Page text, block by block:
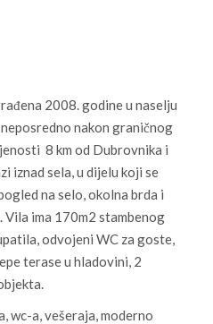
2008. godine u naselju
nakon graničnog
8 km od Dubrovnika i
iznad sela, u dijelu koji se
na selo, okolna brda i
ima 170m2 stambenog
odvojeni WC za goste,
terase u hladovini, 2
wc-a, vešeraja, moderno